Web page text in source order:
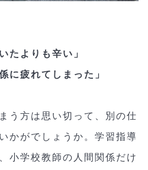
たよりも辛い」
に疲れてしまった」
う方は思い切って、別の仕
かがでしょうか。学習指導
小学校教師の人間関係だけ